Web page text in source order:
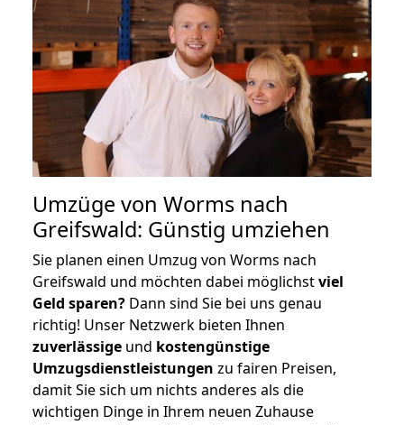
Umzüge von Worms nach
Greifswald: Günstig umziehen
Sie planen einen Umzug von Worms nach
Greifswald und möchten dabei möglichstviel
Geld sparen? Dann sind Sie bei uns genau
richtig! Unser Netzwerk bieten Ihnen
zuverlässige und kostengünstige
Umzugsdienstleistungen zu fairen Preisen,
damit Sie sich um nichts anderes als die
wichtigen Dinge in Ihrem neuen Zuhause